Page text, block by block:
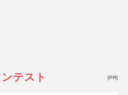
テスト [PR]